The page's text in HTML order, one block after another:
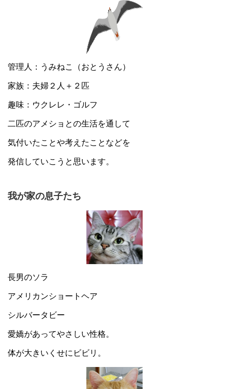
管理人：うみねこ（おとうさん）
家族：夫婦２人＋２匹
趣味：ウクレレ・ゴルフ
二匹のアメショとの生活を通して
気付いたことや考えたことなどを
発信していこうと思います。
我が家の息子たち
長男のソラ
アメリカンショートヘア
シルバータビー
愛嬌があってやさしい性格。
体が大きいくせにビビリ。